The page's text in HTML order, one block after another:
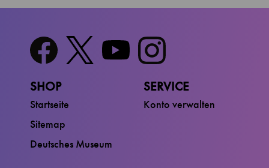
SHOP
Startseite
Sitemap
Deutsches Museum
SERVICE
Konto verwalten